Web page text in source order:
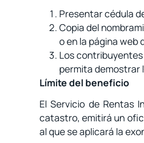
Presentar cédula
Copia del
o en la página web
Los
permita demostrar
Límite del beneficio
El Servicio de Rentas
catastro, emitirá un
al que se aplicará la